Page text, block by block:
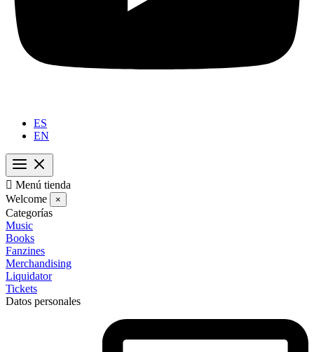
ES
EN
 Menú tienda
Welcome
×
Categorías
Music
Books
Fanzines
Merchandising
Liquidator
Tickets
Datos personales